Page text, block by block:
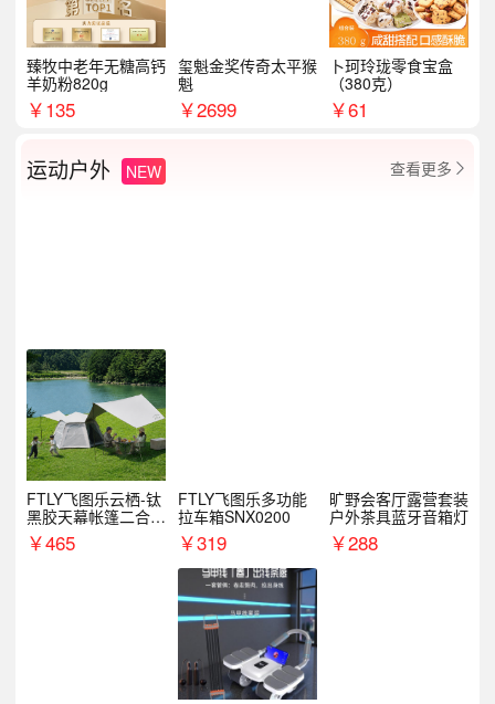
臻牧中老年无糖高钙
羊奶粉820g
￥135
玺魁金奖传奇太平猴
魁
￥2699
卜珂玲珑零食宝盒
（380克）
￥61
运动户外 NEW 查看更多 
FTLY飞图乐云栖-钛
黑胶天幕帐篷二合一
TMTZ0201
￥465
FTLY飞图乐多功能
拉车箱SNX0200
￥319
旷野会客厅露营套装
户外茶具蓝牙音箱灯
￥288